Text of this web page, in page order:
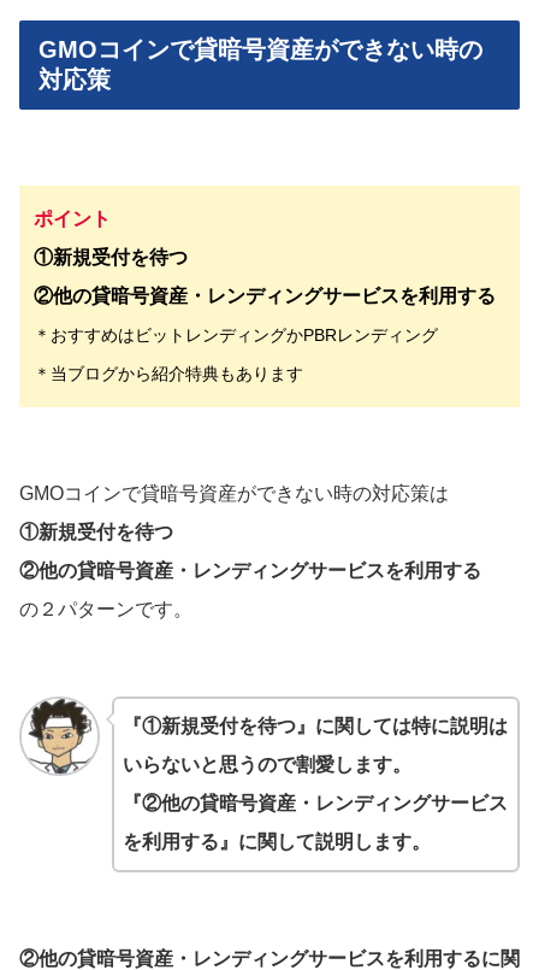
GMOコインで貸暗号資産ができない時の
対応策
ポイント
①新規受付を待つ
②他の貸暗号資産・レンディングサービスを利用する
＊おすすめはビットレンディングかPBRレンディング
＊当ブログから紹介特典もあります
GMOコインで貸暗号資産ができない時の対応策は
①新規受付を待つ
②他の貸暗号資産・レンディングサービスを利用する
の２パターンです。
『①新規受付を待つ』に関しては特に説明は
いらないと思うので割愛します。
『②他の貸暗号資産・レンディングサービス
を利用する』に関して説明します。
②他の貸暗号資産・レンディングサービスを利用するに関